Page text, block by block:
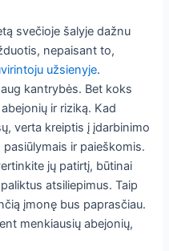
svečioje šalyje dažnu
nepaisant to,
užsienyje.
kantrybės. Bet koks
ir riziką. Kad
verta kreiptis į įdarbinimo
ir paieškomis.
jų patirtį, būtinai
atsiliepimus. Taip
įmonę bus paprasčiau.
menkiausių abejonių,